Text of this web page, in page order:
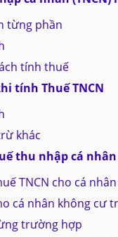
từng phần
tính thuế
tính Thuế TNCN
khác
thu nhập cá nhân
TNCN cho cá
cá nhân không cư
trường hợp